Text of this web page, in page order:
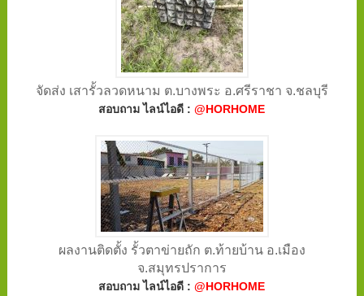
จัดส่ง เสารั้วลวดหนาม ต.บางพระ อ.ศรีราชา จ.ชลบุรี
สอบถาม ไลน์ไอดี :@HORHOME
ผลงานติดตั้ง รั้วตาข่ายถัก ต.ท้ายบ้าน อ.เมือง
จ.สมุทรปราการ
สอบถาม ไลน์ไอดี :@HORHOME